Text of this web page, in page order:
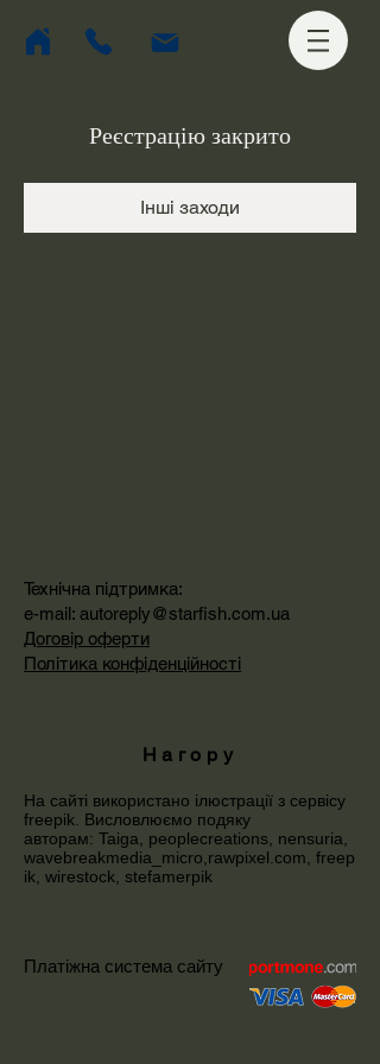
Реєстрацію закрито
Інші заходи
Технічна підтримка:
e-mail: autoreply@starfish.com.ua
Договір оферти
Політика конфіденційності
Нагору
На сайті використано ілюстрації з сервісу
freepik . Висловлюємо подяку
авторам: Taiga, peoplecreations nensuria
wavebreakmedia_micro rawpixel.com freep
ik wirestock stefamerpik
Платіжна система сайту